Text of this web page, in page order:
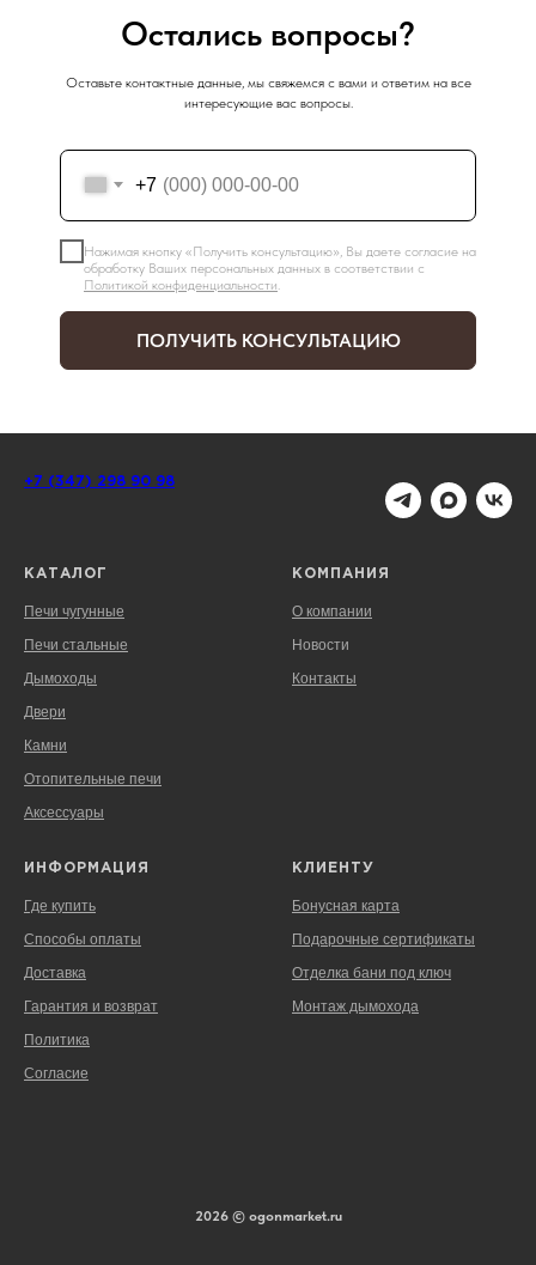
Остались вопросы?
Оставьте контактные данные, мы свяжемся с вами и ответим на все
интересующие вас вопросы.
+7
Нажимая кнопку «Получить консультацию», Вы даете согласие на
обработку Ваших персональных данных в соответствии с
Политикой конфиденциальности
ПОЛУЧИТЬ КОНСУЛЬТАЦИЮ
+7 (347) 298 90 98
КАТАЛОГ
Печи чугунные
Печи стальные
Дымоходы
Двери
Камни
Отопительные печи
Аксессуары
КОМПАНИЯ
О компании
Новости
Контакты
ИНФОРМАЦИЯ
Где купить
Способы оплаты
Доставка
Гарантия и возврат
Политика
Согласие
КЛИЕНТУ
Бонусная карта
Подарочные сертификаты
Отделка бани под ключ
Монтаж дымохода
2026 © ogonmarket.ru